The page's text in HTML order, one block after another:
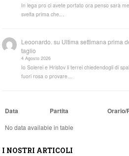
In lega pro ci avete portato ora penso sarà
svelta prima che…
Leoonardo. su Ultima settimana prima
taglio
4 Agosto 2026
Io Solerei e Hristov li terrei chiedendogli di
fuori rosa o provare…
Data Partita Orario/
No data available in table
I NOSTRI ARTICOLI